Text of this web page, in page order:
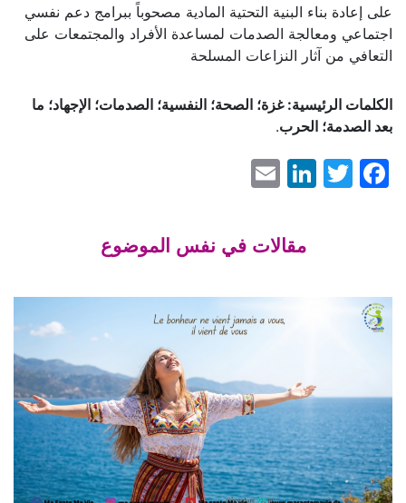
على إعادة بناء البنية التحتية المادية مصحوباً ببرامج دعم نفسي
اجتماعي ومعالجة الصدمات لمساعدة الأفراد والمجتمعات على
التعافي من آثار النزاعات المسلحة
الكلمات الرئيسية: غزة؛ الصحة؛ النفسية؛ الصدمات؛ الإجهاد؛ ما
بعد الصدمة؛ الحرب.
Facebook
Twitter
LinkedIn
مقالات في نفس الموضوع